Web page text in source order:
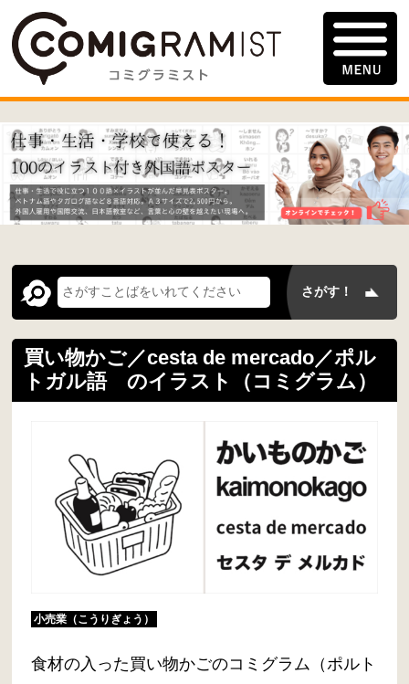
買い物かご／cesta de mercado／ポル
トガル語 のイラスト（コミグラム）
小売業（こうりぎょう）
食材の入った買い物かごのコミグラム（ポルト